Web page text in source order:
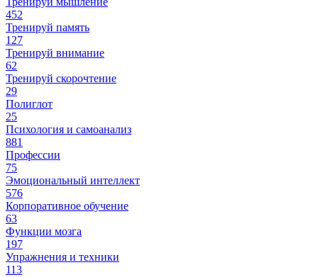
452
Тренируй память
127
Тренируй внимание
62
Тренируй скорочтение
29
Полиглот
25
Психология и самоанализ
881
Профессии
75
Эмоциональный интеллект
576
Корпоративное обучение
63
Функции мозга
197
Упражнения и техники
113